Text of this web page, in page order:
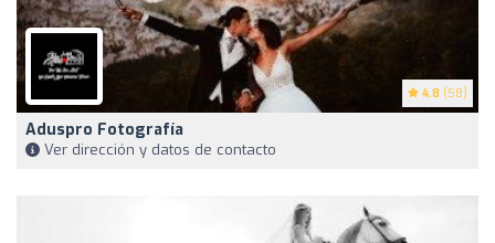
4.8 (58)
Aduspro Fotografía
Ver dirección y datos de contacto